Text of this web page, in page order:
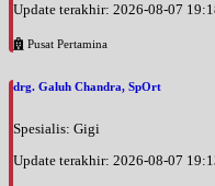
Update terakhir: 2026-08-07
Pusat Pertamina
drg. Galuh Chandra, SpOrt
Spesialis: Gigi
Update terakhir: 2026-08-07